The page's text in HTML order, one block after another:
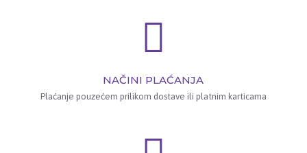
NAČINI PLAĆANJA
Plaćanje pouzećem prilikom dostave ili platnim karticama